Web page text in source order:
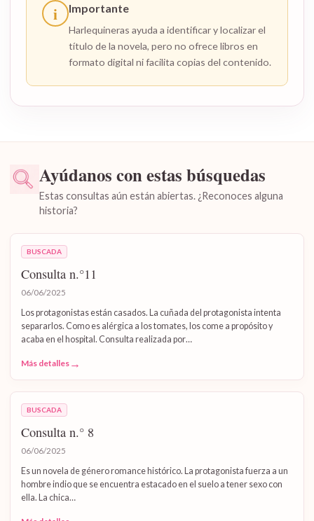
i Importante
Harlequineras ayuda a identificar y localizar el
título de la novela, pero no ofrece libros en
formato digital ni facilita copias del contenido.
Ayúdanos con estas búsquedas
Estas consultas aún están abiertas. ¿Reconoces alguna
historia?
BUSCADA
Consulta n.°11
06/06/2025
Los protagonistas están casados. La cuñada del protagonista intenta
separarlos. Como es alérgica a los tomates, los come a propósito y
acaba en el hospital. Consulta realizada por…
Más detalles →
BUSCADA
Consulta n.° 8
06/06/2025
Es un novela de género romance histórico. La protagonista fuerza a un
hombre indio que se encuentra estacado en el suelo a tener sexo con
ella. La chica…